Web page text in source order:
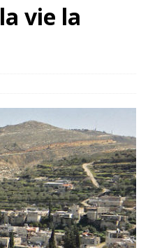
[ 4 août 2026 ]
les Israéliens multiplie les
aggravant ainsi la
vie la